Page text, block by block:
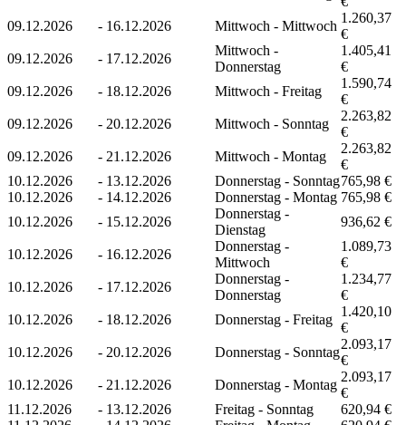
09.12.2026
- 16.12.2026 Mittwoch - Mittwoch
1.260,37
€
09.12.2026
- 17.12.2026
Mittwoch -
Donnerstag
1.405,41
€
09.12.2026
- 18.12.2026 Mittwoch - Freitag
1.590,74
€
09.12.2026
- 20.12.2026 Mittwoch - Sonntag
2.263,82
€
09.12.2026
- 21.12.2026 Mittwoch - Montag
2.263,82
€
10.12.2026
- 13.12.2026 Donnerstag - Sonntag765,98 €
10.12.2026
- 14.12.2026 Donnerstag - Montag 765,98 €
10.12.2026
- 15.12.2026
Donnerstag -
Dienstag
936,62 €
10.12.2026 - 16.12.2026
Donnerstag -
Mittwoch
1.089,73
€
10.12.2026
- 17.12.2026
Donnerstag -
Donnerstag
1.234,77
€
10.12.2026
- 18.12.2026 Donnerstag - Freitag
1.420,10
€
10.12.2026
- 20.12.2026 Donnerstag - Sonntag
2.093,17
€
10.12.2026
- 21.12.2026 Donnerstag - Montag
2.093,17
€
11.12.2026
- 13.12.2026 Freitag - Sonntag
620,94 €